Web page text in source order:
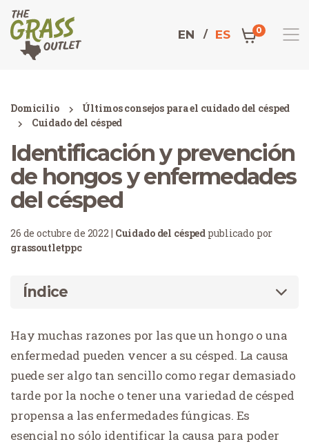
EN ES 0
Domicilio
Últimos consejos para el cuidado del césped
Cuidado del césped
Identificación y prevención
de hongos y enfermedades
del césped
26 de octubre de 2022 | Cuidado del césped publicado por
grassoutletppc
Índice
Hay muchas razones por las que un hongo o una
enfermedad pueden vencer a su césped. La causa
puede ser algo tan sencillo como regar demasiado
tarde por la noche o tener una variedad de césped
propensa a las enfermedades fúngicas. Es
esencial no sólo identificar la causa para poder